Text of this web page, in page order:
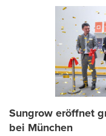
Sungrow eröffnet
bei München